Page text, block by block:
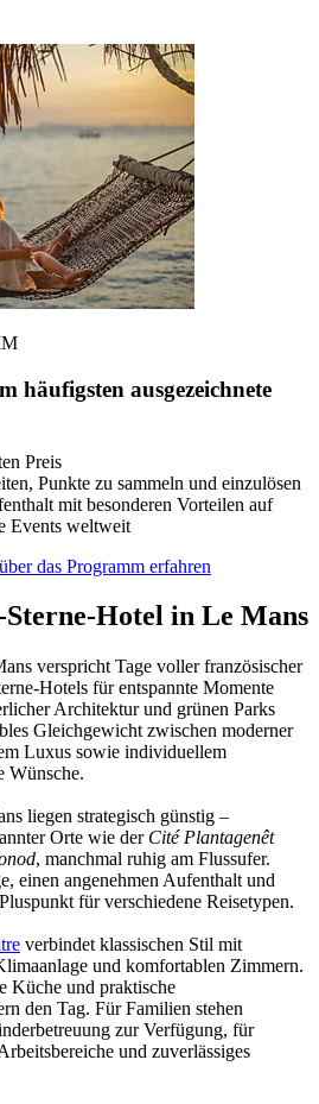
häufigsten ausgezeichnete
Preis
Punkte zu sammeln und einzulösen
mit besonderen Vorteilen auf
Events weltweit
das Programm erfahren
Sterne-Hotel in Le Mans
verspricht Tage voller französischer
Hotels für entspannte Momente
Architektur und grünen Parks
Gleichgewicht zwischen moderner
Luxus sowie individuellem
Wünsche.
liegen strategisch günstig –
Orte wie der Cité Plantagenêt
, manchmal ruhig am Flussufer.
einen angenehmen Aufenthalt und
für verschiedene Reisetypen.
verbindet klassischen Stil mit
und komfortablen Zimmern.
Küche und praktische
den Tag. Für Familien stehen
zur Verfügung, für
und zuverlässiges